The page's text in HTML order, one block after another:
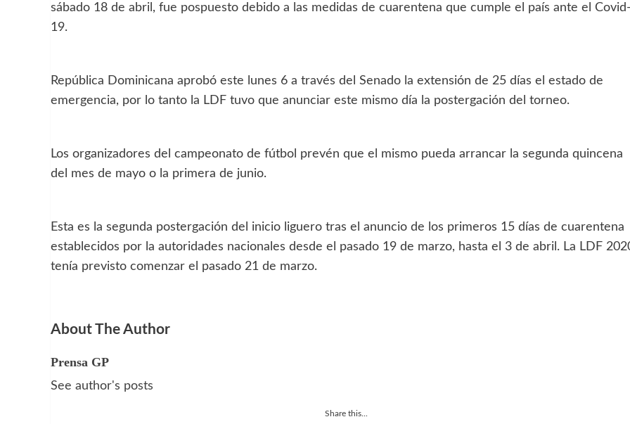
sábado 18 de abril, fue pospuesto debido a las medidas de cuarentena que cumple el país ante el Covid-
19.
República Dominicana aprobó este lunes 6 a través del Senado la extensión de 25 días el estado de
emergencia, por lo tanto la LDF tuvo que anunciar este mismo día la postergación del torneo.
Los organizadores del campeonato de fútbol prevén que el mismo pueda arrancar la segunda quincena
del mes de mayo o la primera de junio.
Esta es la segunda postergación del inicio liguero tras el anuncio de los primeros 15 días de cuarentena
establecidos por la autoridades nacionales desde el pasado 19 de marzo, hasta el 3 de abril. La LDF
tenía previsto comenzar el pasado 21 de marzo.
About The Author
Prensa GP
See author's posts
Share this...